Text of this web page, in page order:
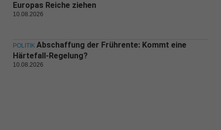
Europas Reiche ziehen
10.08.2026
POLITIK Abschaffung der Frührente: Kommt eine
Härtefall-Regelung?
10.08.2026